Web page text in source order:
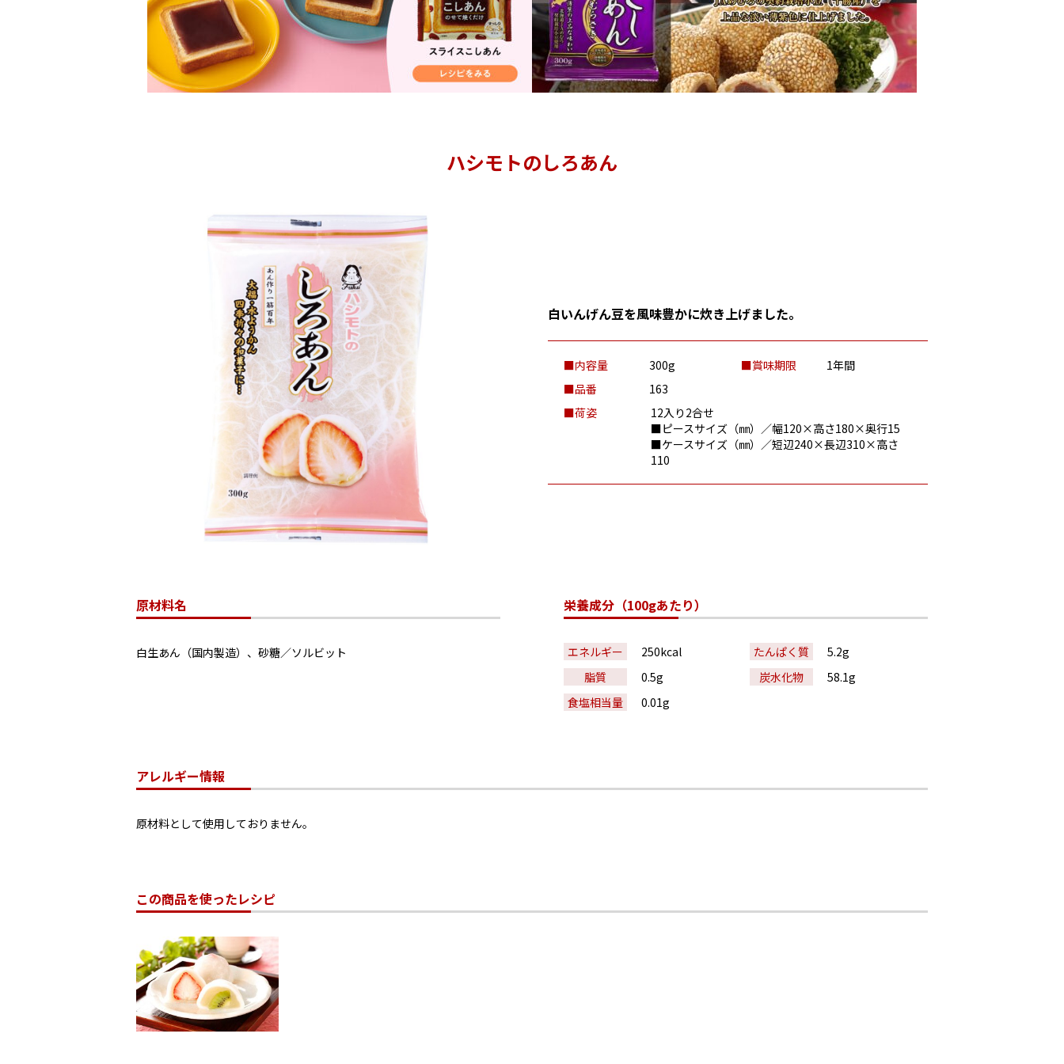
ハシモトのしろあん
白いんげん豆を風味豊かに炊き上げました。
■内容量 300g ■賞味期限
1年間
■品番
163
■荷姿
12入り2合せ
■ピースサイズ（㎜）／幅120×高さ180×奥行15
■ケースサイズ（㎜）／短辺240×長辺310×高さ
110
原材料名
白生あん（国内製造）、砂糖／ソルビット
栄養成分（100gあたり）
エネルギー 250kcal たんぱく質
5.2g
脂質
0.5g 炭水化物
58.1g
食塩相当量
0.01g
アレルギー情報
原材料として使用しておりません。
この商品を使ったレシピ